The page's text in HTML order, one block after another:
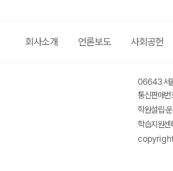
회사소개 언론보도 사회공헌
06643 서
통신판매
학원설립·
학습지원